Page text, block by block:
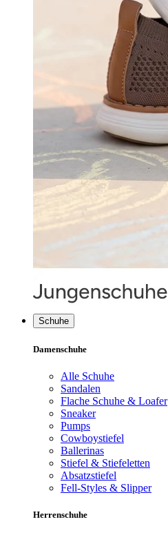
Schuhe
Damenschuhe
Alle Schuhe
Sandalen
Flache Schuhe & Loafer
Sneaker
Pumps
Cowboystiefel
Ballerinas
Stiefel & Stiefeletten
Absatzstiefel
Fell-Styles & Slipper
Herrenschuhe